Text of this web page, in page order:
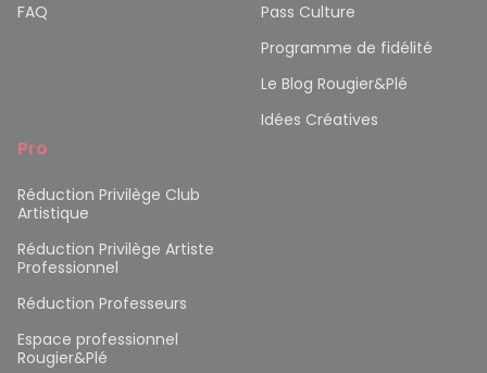
FAQ
Pass Culture
Programme de fidélité
Le Blog Rougier&Plé
Idées Créatives
Pro
Réduction Privilège Club
Artistique
Réduction Privilège Artiste
Professionnel
Réduction Professeurs
Espace professionnel
Rougier&Plé